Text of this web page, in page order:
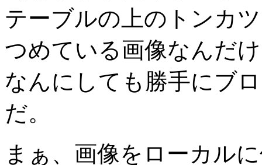
テーブルの上のトンカ
つめている画像なんだ
なんにしても勝手にブ
だ。
まぁ、画像をローカル